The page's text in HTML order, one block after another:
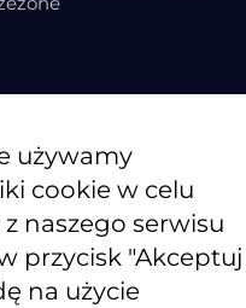
używamy
cookie w celu
naszego serwisu
przycisk "Akceptuj
na użycie